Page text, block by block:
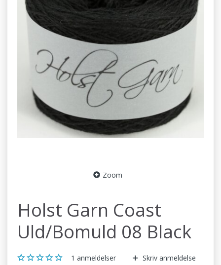
Zoom
Holst Garn Coast
Uld/Bomuld 08 Black
1 anmeldelser
Skriv anmeldelse